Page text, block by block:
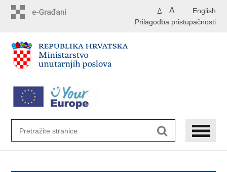
English
A A
Prilagodba pristupačnosti